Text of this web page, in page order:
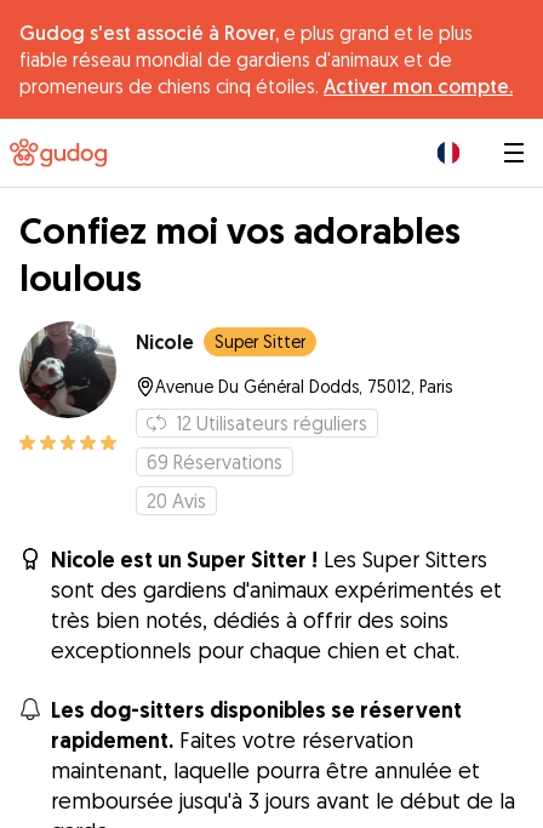
Gudog s'est associé à Rover, e plus grand et le plus
fiable réseau mondial de gardiens d'animaux et de
promeneurs de chiens cinq étoiles. Activer mon compte.
Confiez moi vos adorables
loulous
Nicole Super Sitter
Avenue Du Général Dodds, 75012, Paris
12 Utilisateurs réguliers
69 Réservations
20 Avis
Nicole est un Super Sitter ! Les Super Sitters
sont des gardiens d'animaux expérimentés et
très bien notés, dédiés à offrir des soins
exceptionnels pour chaque chien et chat.
Les dog-sitters disponibles se réservent
rapidement. Faites votre réservation
maintenant, laquelle pourra être annulée et
remboursée jusqu'à 3 jours avant le début de la